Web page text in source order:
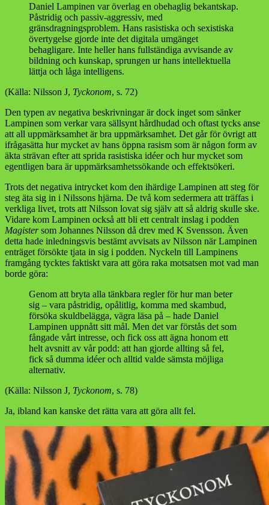
Daniel Lampinen var överlag en obehaglig bekantskap.
Påstridig och passiv-aggressiv, med
gränsdragningsproblem. Hans rasistiska och sexistiska
övertygelse gjorde inte det digitala umgänget
behagligare. Inte heller hans fullständiga avvisande av
bildning och kunskap, sprungen ur hans intellektuella
lättja och låga intelligens.
(Källa: Nilsson J, Tyckonom, s. 72)
Den typen av negativa beskrivningar är dock inget som sänker
Lampinen som verkar vara sällsynt hårdhudad och oftast tycks anse
att all uppmärksamhet är bra uppmärksamhet. Det går för övrigt att
ifrågasätta hur mycket av hans öppna rasism som är någon form av
äkta strävan efter att sprida rasistiska idéer och hur mycket som
egentligen bara är uppmärksamhetssökande och effektsökeri.
Trots det negativa intrycket kom den ihärdige Lampinen att steg för
steg äta sig in i Nilssons hjärna. De två kom sedermera att träffas i
verkliga livet, trots att Nilsson lovat sig själv att så aldrig skulle ske.
Vidare kom Lampinen också att bli ett centralt inslag i podden
Magistersom Johannes Nilsson då drev med K Svensson. Även
detta hade inledningsvis bestämt avvisats av Nilsson när Lampinen
enträget försökte tjata in sig i podden. Nyckeln till Lampinens
framgång tycktes faktiskt vara att göra raka motsatsen mot vad man
borde göra:
Genom att bryta alla tänkbara regler för hur man beter
sig – vara påstridig, opålitlig, komma med skambud,
försöka skuldbelägga, vägra läsa på – hade Daniel
Lampinen uppnått sitt mål. Men det var förstås det som
fångade vårt intresse, och fick oss att ägna honom ett
helt avsnitt av vår podd: att han gjorde allting så fel,
fick så dumma idéer och alltid valde sämsta möjliga
alternativ.
(Källa: Nilsson J, Tyckonom, s. 78)
Ja, ibland kan kanske det rätta vara att göra allt fel.